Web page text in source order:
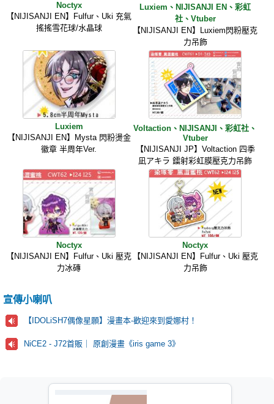
Noctyx
【NIJISANJI EN】Fulfur、Uki 充氣
搖搖雪花球/水晶球
Luxiem、NIJISANJI EN、彩虹
社、Vtuber
【NIJISANJI EN】Luxiem閃粉壓克
力吊飾
Luxiem
【NIJISANJI EN】Mysta 閃粉燙金
徽章 半周年Ver.
Voltaction、NIJISANJI、彩虹社、
Vtuber
【NIJISANJI JP】Voltaction 四季
凪アキラ 鐳射彩虹膜壓克力吊飾
Noctyx
【NIJISANJI EN】Fulfur、Uki 壓克
力冰磚
Noctyx
【NIJISANJI EN】Fulfur、Uki 壓克
力吊飾
宣傳小喇叭
【IDOLiSH7偶像星願】漫畫本-歡迎來到愛娜村！
NiCE2 - J72首販｜ 原創漫畫《iris game 3》